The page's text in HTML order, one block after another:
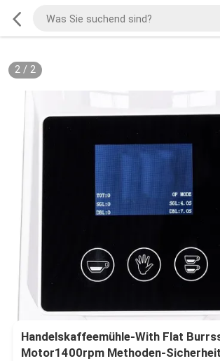
2/ 2
Handelskaffeemühle-With Flat
Motor1400rpm Methoden-